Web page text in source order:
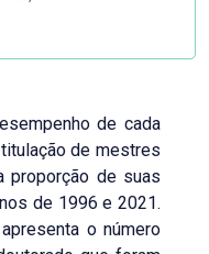
de cada
de mestres
proporção de suas
de 1996 e 2021.
o número